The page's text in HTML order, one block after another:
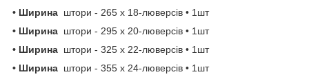
• Ширина штори - 265 х 18-люверсів • 1шт
• Ширина штори - 295 х 20-люверсів • 1шт
• Ширина штори - 325 х 22-люверсів • 1шт
• Ширина штори - 355 х 24-люверсів • 1шт